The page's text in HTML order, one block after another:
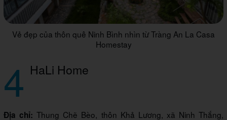
Vẻ đẹp của thôn quê Ninh Bình nhìn từ Tràng An La Casa
Homestay
4 HaLi Home
Địa chỉ: Thung Chẽ Bèo, thôn Khả Lương, xã Ninh Thắng,